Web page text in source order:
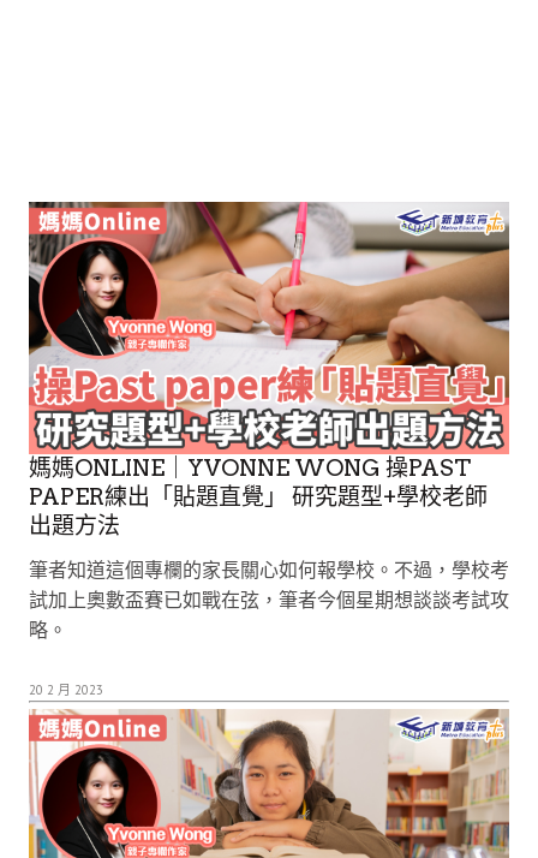
媽媽ONLINE｜YVONNE WONG 操PAST
PAPER練出「貼題直覺」 研究題型+學校老師
出題方法
筆者知道這個專欄的家長關心如何報學校。不過，學校考
試加上奧數盃賽已如戰在弦，筆者今個星期想談談考試攻
略。
20 2 月 2023